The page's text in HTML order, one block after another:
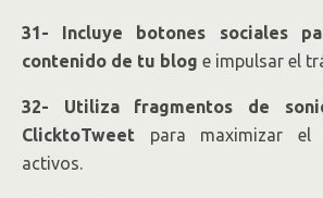
31- Incluye botones sociales
contenido de tu blog e impulsar el
32- Utiliza fragmentos de
ClicktoTweet para maximizar
activos.